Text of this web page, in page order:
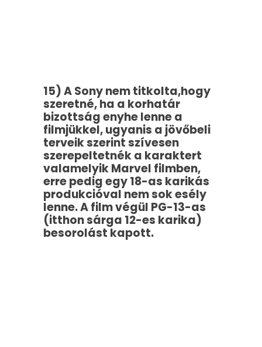
15) A Sony nem titkolta,hogy
szeretné, ha a korhatár
bizottság enyhe lenne a
filmjükkel, ugyanis a jövőbeli
terveik szerint szívesen
szerepeltetnék a karaktert
valamelyik Marvel filmben,
erre pedig egy 18-as karikás
produkcióval nem sok esély
lenne. A film végül PG-13-as
(itthon sárga 12-es karika)
besorolást kapott.